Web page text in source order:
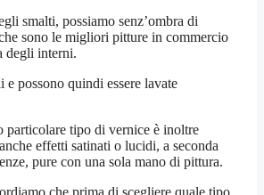
smalti, possiamo senz’ombra di
sono le migliori pitture in commercio
degli interni.
e possono quindi essere lavate
particolare tipo di vernice è inoltre
effetti satinati o lucidi, a seconda
pure con una sola mano di pittura.